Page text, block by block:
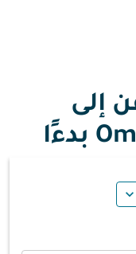
إلى
expand_more